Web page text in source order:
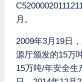
月。
2009年3月19日
源厅颁发的15万
15万吨/年安全生